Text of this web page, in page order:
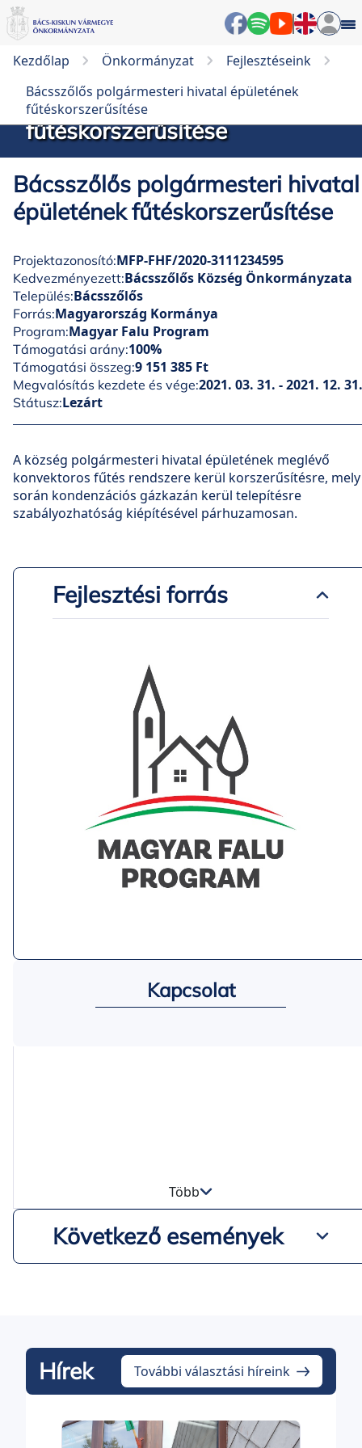
Kezdőlap Önkormányzat
Fejlesztéseink
Bácsszőlős polgármesteri hivatal épületének
fűtéskorszerűsítése
Bácsszőlős polgármesteri
hivatal épületének
fűtéskorszerűsítése
Bácsszőlős polgármesteri hivatal
épületének fűtéskorszerűsítése
Projektazonosító:MFP-FHF/2020-3111234595
Kedvezményezett:Bácsszőlős Község Önkormányzata
Település:Bácsszőlős
Forrás:Magyarország Kormánya
Program:Magyar Falu Program
Támogatási arány:100%
Támogatási összeg:9 151 385 Ft
Megvalósítás kezdete és vége:2021. 03. 31. - 2021. 12. 31.
Státusz:Lezárt
A község polgármesteri hivatal épületének meglévő
konvektoros fűtés rendszere kerül korszerűsítésre, mely
során kondenzációs gázkazán kerül telepítésre
szabályozhatóság kiépítésével párhuzamosan.
Fejlesztési forrás
Kapcsolat
Több
Következő események
Hírek További választási híreink